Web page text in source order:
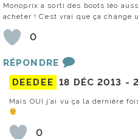
Monoprix a sorti des boots léo
acheter ! C’est vrai que ça change
0
RÉPONDRE
DEEDEE 18 DÉC 2013 -
Mais OUI j’ai vu ça la dernière
0